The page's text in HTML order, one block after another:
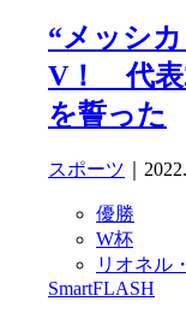
“メッシ
V！ 代表
を誓った
スポーツ ｜
優勝
W杯
リオネル
SmartFLASH